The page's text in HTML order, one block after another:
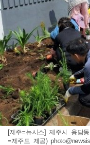
[제주=뉴시스] 제주시 용담
=제주도 제공)